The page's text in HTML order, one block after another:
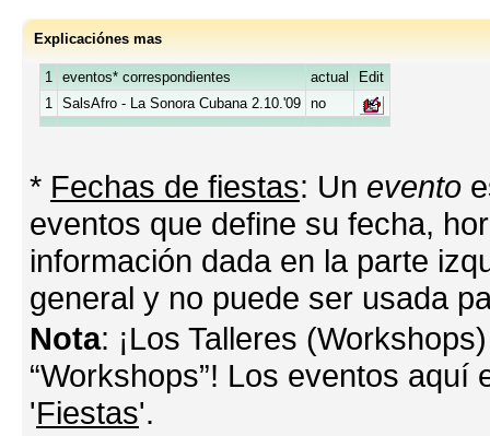
Explicaciónes mas
1 eventos* correspondientes actual
Edit
1 SalsAfro - La Sonora Cubana 2.10.'09 no
* Fechas de fiestas: Un evento
eventos que define su fecha,
información dada en la parte
general y no puede ser usada
Nota: ¡Los Talleres
“Workshops”! Los eventos
'Fiestas'.